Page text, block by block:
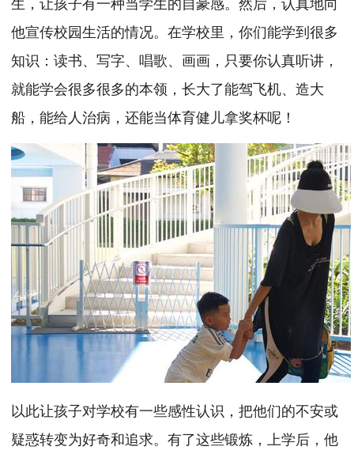
他宣传校园生活的情况。在学校里，你们能学到很多
知识：读书、写字、唱歌、画画，只要你认真听讲，
就能学会很多很多的本领，长大了能驾飞机、造大
船，能给人治病，还能当体育健儿拿奖杯呢！
以此让孩子对学校有一些感性认识，把他们的不安或
疑惑转变为好奇和追求。有了这些锻炼，上学后，他